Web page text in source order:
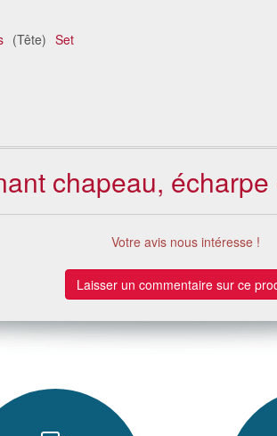
(Tête) Set
chapeau,
Votre avis nous intéresse !
Laisser un commentaire sur ce